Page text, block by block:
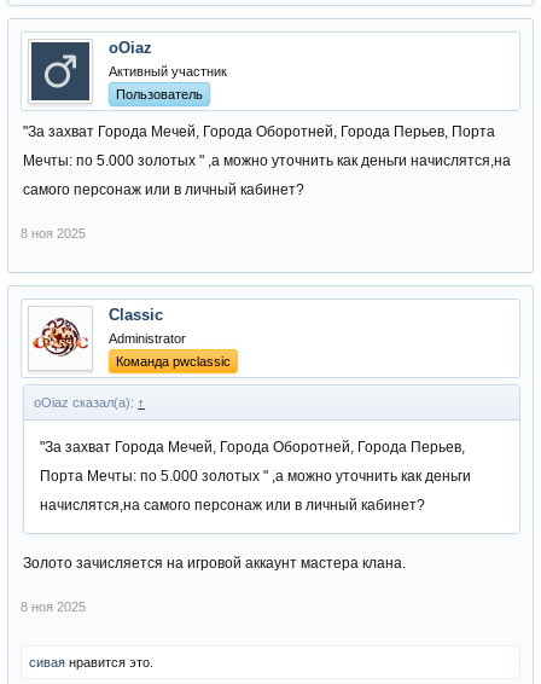
oOiaz
Активный участник
Пользователь
"За захват Города Мечей, Города Оборотней, Города Перьев, Порта
Мечты: по 5.000 золотых " ,а можно уточнить как деньги начислятся,на
самого персонаж или в личный кабинет?
8 ноя 2025
Classic
Administrator
Команда pwclassic
oOiaz сказал(а): ↑
"За захват Города Мечей, Города Оборотней, Города Перьев,
Порта Мечты: по 5.000 золотых " ,а можно уточнить как деньги
начислятся,на самого персонаж или в личный кабинет?
Золото зачисляется на игровой аккаунт мастера клана.
8 ноя 2025
сивая нравится это.